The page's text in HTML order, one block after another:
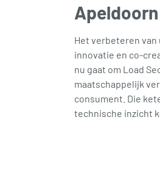
Het verbeteren
innovatie en co-
nu gaat om Load
maatschappelijk
consument. Die
technische inzicht